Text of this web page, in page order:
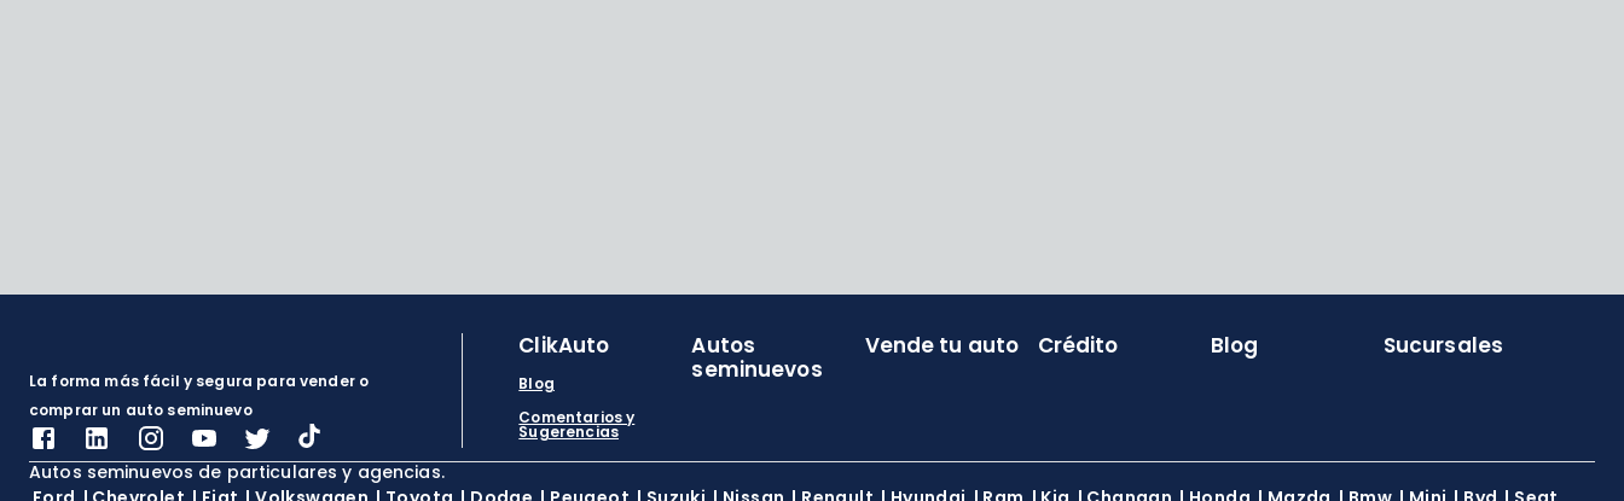
La forma más fácil y segura para vender o
comprar un auto seminuevo
ClikAuto
Blog
Comentarios y
Sugerencias
Autos
seminuevos
Vende tu auto Crédito Blog Sucursales
Autos seminuevos de particulares y agencias.